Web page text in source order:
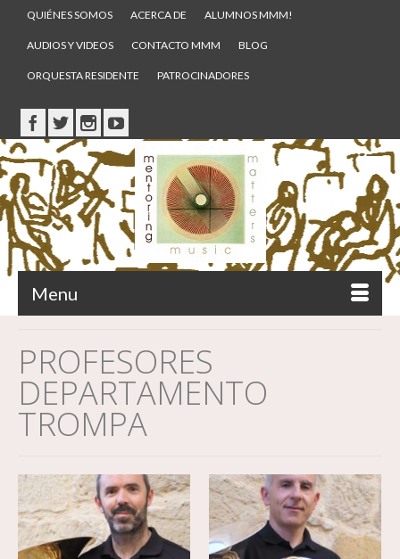
QUIÉNES SOMOS ACERCA DE ALUMNOS MMM!
AUDIOS Y VIDEOS CONTACTO MMM BLOG
ORQUESTA RESIDENTE PATROCINADORES
Menu
PROFESORES
DEPARTAMENTO
TROMPA